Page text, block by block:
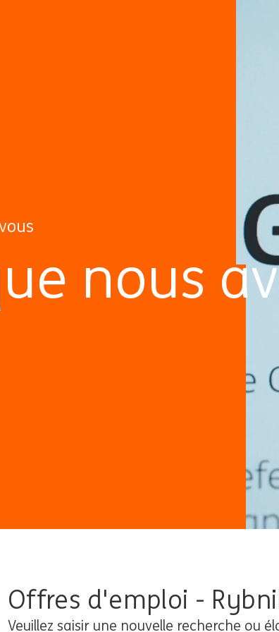
nous
Offres d'emploi -
Veuillez saisir une nouvelle recherche ou